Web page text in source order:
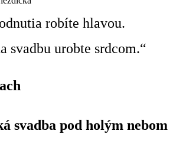
robíte hlavou.
svadbu urobte srdcom.“
svadba pod holým nebom